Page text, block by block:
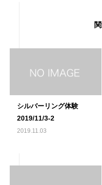
シルバーリング体験
2019/11/3-2
2019.11.03